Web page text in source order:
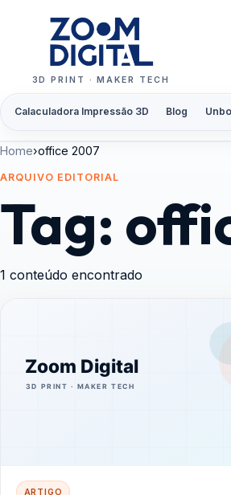
3D PRINT · MAKER TECH
Calaculadora Impressão 3D Blog
Home›office 2007
ARQUIVO EDITORIAL
Tag:
1 conteúdo encontrado
ARTIGO